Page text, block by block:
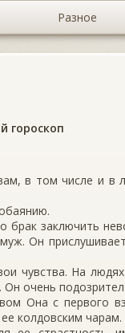
Разное
гороскоп
в том числе и в
брак заключить
Он
чувства. На
очень
Она с первого
колдовским чарам.